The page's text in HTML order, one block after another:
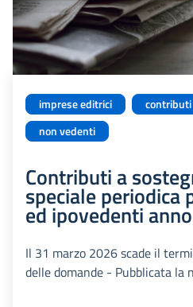
imprese editrici
contributi
non vedenti
Contributi a
speciale periodica
ed ipovedenti
Il 31 marzo 2026 scade il
delle domande - Pubblicata la